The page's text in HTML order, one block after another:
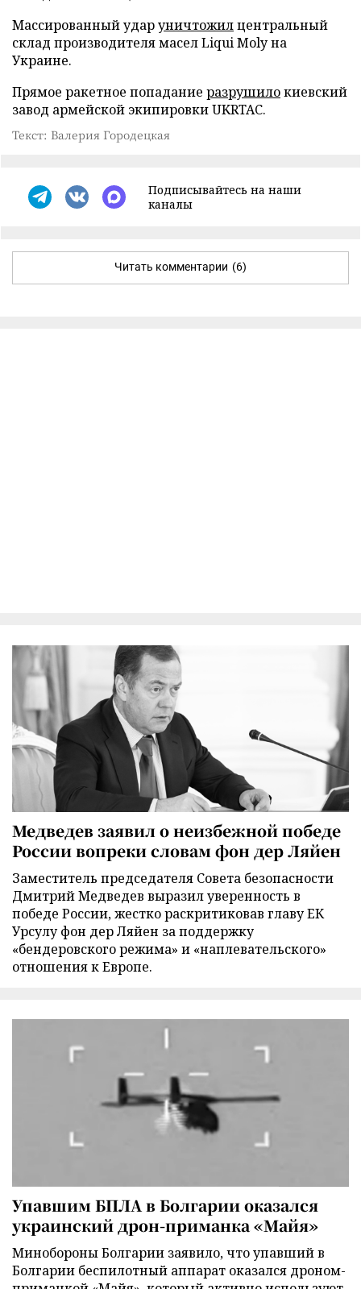
Массированный ударуничтожилцентральный
склад производителя масел Liqui Moly на
Украине.
Прямое ракетное попадание разрушилокиевский
завод армейской экипировки UKRTAC.
Текст: Валерия Городецкая
Подписывайтесь на наши
каналы
Читать комментарии (6)
Медведев заявил о неизбежной победе
России вопреки словам фон дер Ляйен
Заместитель председателя Совета безопасности
Дмитрий Медведев выразил уверенность в
победе России, жестко раскритиковав главу ЕК
Урсулу фон дер Ляйен за поддержку
«бендеровского режима» и «наплевательского»
отношения к Европе.
Упавшим БПЛА в Болгарии оказался
украинский дрон-приманка «Майя»
Минобороны Болгарии заявило, что упавший в
Болгарии беспилотный аппарат оказался дроном-